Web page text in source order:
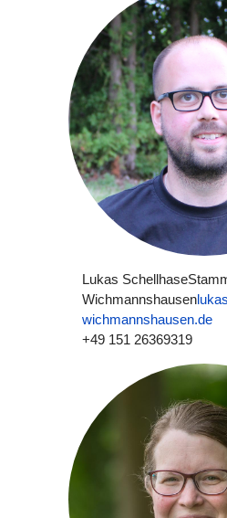
Lukas Schellhase
Wichmannshausen
wichmannshausen.de
+49 151 26369319